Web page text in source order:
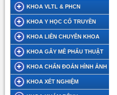
KHOA VLTL & PHCN
KHOA Y HỌC CỔ TRUYỀN
KHOA LIÊN CHUYÊN KHOA
KHOA GÂY MÊ PHẨU THUẬT
KHOA CHẨN ĐOÁN HÌNH ẢNH
KHOA XÉT NGHIỆM